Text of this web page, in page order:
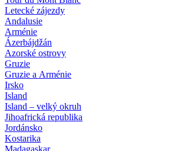
Letecké zájezdy
Andalusie
Arménie
Ázerbájdžán
Azorské ostrovy
Gruzie
Gruzie a Arménie
Irsko
Island
Island – velký okruh
Jihoafrická republika
Jordánsko
Kostarika
Madagaskar